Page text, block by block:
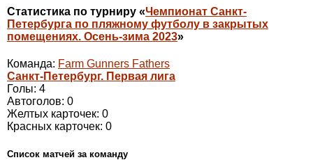
Статистика по турниру «Чемпионат Санкт-
Петербурга по пляжному футболу в закрытых
помещениях. Осень-зима 2023»
Команда: Farm Gunners Fathers
Санкт-Петербург. Первая лига
Голы: 4
Автоголов: 0
Желтых карточек: 0
Красных карточек: 0
Cписок матчей за команду